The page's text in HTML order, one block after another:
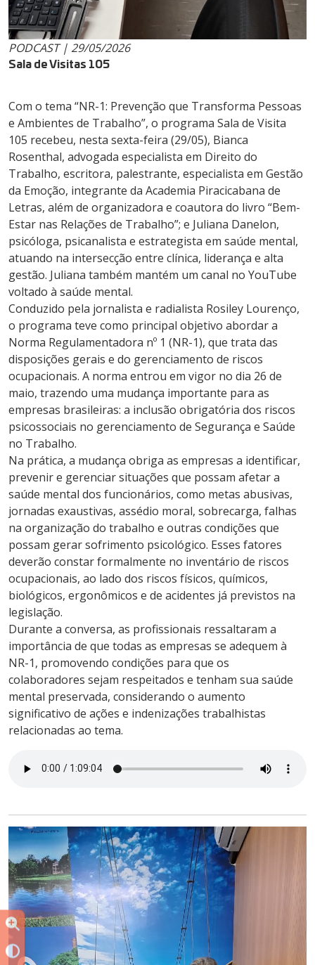
PODCAST | 29/05/2026
Sala de Visitas 105
Com o tema “NR-1: Prevenção que Transforma Pessoas
e Ambientes de Trabalho”, o programa Sala de Visita
105 recebeu, nesta sexta-feira (29/05), Bianca
Rosenthal, advogada especialista em Direito do
Trabalho, escritora, palestrante, especialista em Gestão
da Emoção, integrante da Academia Piracicabana de
Letras, além de organizadora e coautora do livro “Bem-
Estar nas Relações de Trabalho”; e Juliana Danelon,
psicóloga, psicanalista e estrategista em saúde mental,
atuando na intersecção entre clínica, liderança e alta
gestão. Juliana também mantém um canal no YouTube
voltado à saúde mental.
Conduzido pela jornalista e radialista Rosiley Lourenço,
o programa teve como principal objetivo abordar a
Norma Regulamentadora nº 1 (NR-1), que trata das
disposições gerais e do gerenciamento de riscos
ocupacionais. A norma entrou em vigor no dia 26 de
maio, trazendo uma mudança importante para as
empresas brasileiras: a inclusão obrigatória dos riscos
psicossociais no gerenciamento de Segurança e Saúde
no Trabalho.
Na prática, a mudança obriga as empresas a identificar,
prevenir e gerenciar situações que possam afetar a
saúde mental dos funcionários, como metas abusivas,
jornadas exaustivas, assédio moral, sobrecarga, falhas
na organização do trabalho e outras condições que
possam gerar sofrimento psicológico. Esses fatores
deverão constar formalmente no inventário de riscos
ocupacionais, ao lado dos riscos físicos, químicos,
biológicos, ergonômicos e de acidentes já previstos na
legislação.
Durante a conversa, as profissionais ressaltaram a
importância de que todas as empresas se adequem à
NR-1, promovendo condições para que os
colaboradores sejam respeitados e tenham sua saúde
mental preservada, considerando o aumento
significativo de ações e indenizações trabalhistas
relacionadas ao tema.